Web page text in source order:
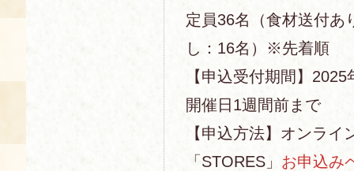
定員36名（食材送付あ
し：16名）※先着順
【申込受付期間】
開催日1週間前まで
【申込方法】オンライ
「STORES」 お申込み